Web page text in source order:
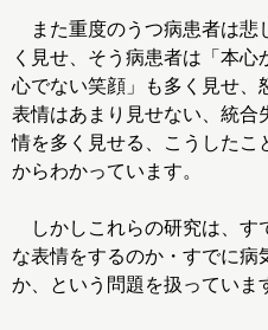
また重度のうつ病患者は悲
く見せ、そう病患者は「本心
心でない笑顔」も多く見せ、
表情はあまり見せない、統合
情を多く見せる、こうしたこ
からわかっています。
しかしこれらの研究は、す
な表情をするのか・すでに病
か、という問題を扱っていま